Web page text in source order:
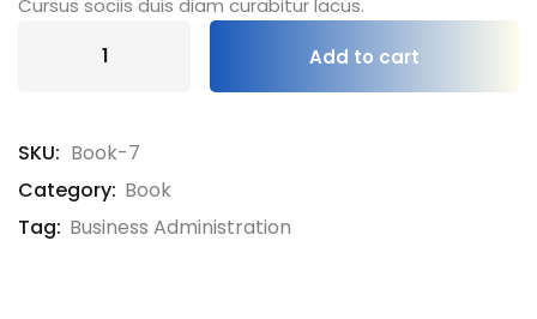
Add to cart
SKU: Book-7
Category: Book
Tag: Business Administration